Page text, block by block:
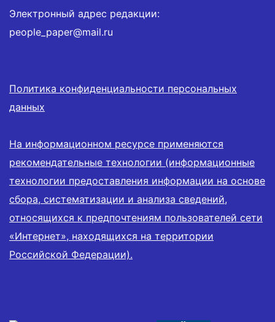
Электронный адрес редакции:
people_paper@mail.ru
Политика конфиденциальности персональных
данных
На информационном ресурсе применяются
рекомендательные технологии (информационные
технологии предоставления информации на основе
сбора, систематизации и анализа сведений,
относящихся к предпочтениям пользователей сети
«Интернет», находящихся на территории
Российской Федерации).